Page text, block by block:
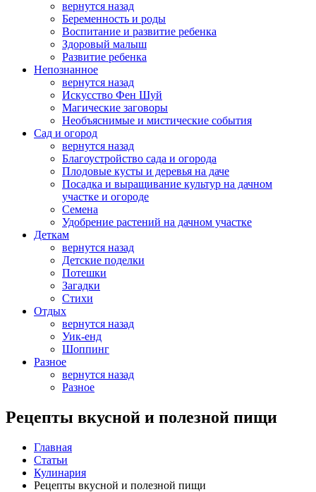
вернутся назад
Беременность и роды
Воспитание и развитие ребенка
Здоровый малыш
Развитие ребенка
Непознанное
вернутся назад
Искусство Фен Шуй
Магические заговоры
Необъяснимые и мистические события
Сад и огород
вернутся назад
Благоустройство сада и огорода
Плодовые кусты и деревья на даче
Посадка и выращивание культур на дачном
участке и огороде
Семена
Удобрение растений на дачном участке
Деткам
вернутся назад
Детские поделки
Потешки
Загадки
Стихи
Отдых
вернутся назад
Уик-енд
Шоппинг
Разное
вернутся назад
Разное
Рецепты вкусной и полезной пищи
Главная
Статьи
Кулинария
Рецепты вкусной и полезной пищи